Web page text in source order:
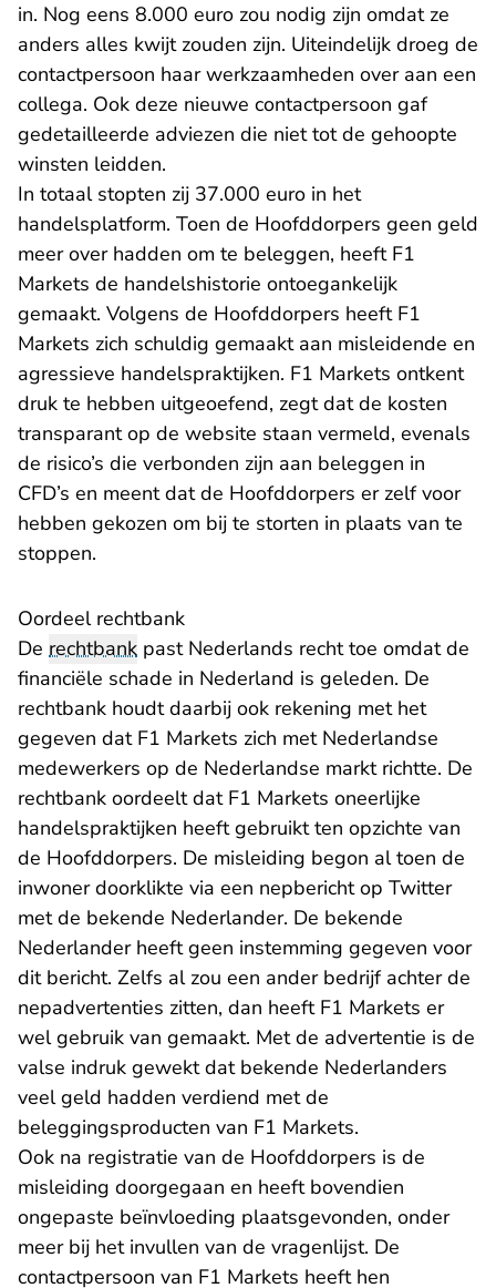
in. Nog eens 8.000 euro zou nodig zijn omdat ze
anders alles kwijt zouden zijn. Uiteindelijk droeg de
contactpersoon haar werkzaamheden over aan een
collega. Ook deze nieuwe contactpersoon gaf
gedetailleerde adviezen die niet tot de gehoopte
winsten leidden.
In totaal stopten zij 37.000 euro in het
handelsplatform. Toen de Hoofddorpers geen geld
meer over hadden om te beleggen, heeft F1
Markets de handelshistorie ontoegankelijk
gemaakt. Volgens de Hoofddorpers heeft F1
Markets zich schuldig gemaakt aan misleidende en
agressieve handelspraktijken. F1 Markets ontkent
druk te hebben uitgeoefend, zegt dat de kosten
transparant op de website staan vermeld, evenals
de risico’s die verbonden zijn aan beleggen in
CFD’s en meent dat de Hoofddorpers er zelf voor
hebben gekozen om bij te storten in plaats van te
stoppen.
Oordeel rechtbank
De rechtbank past Nederlands recht toe omdat de
financiële schade in Nederland is geleden. De
rechtbank houdt daarbij ook rekening met het
gegeven dat F1 Markets zich met Nederlandse
medewerkers op de Nederlandse markt richtte. De
rechtbank oordeelt dat F1 Markets oneerlijke
handelspraktijken heeft gebruikt ten opzichte van
de Hoofddorpers. De misleiding begon al toen de
inwoner doorklikte via een nepbericht op Twitter
met de bekende Nederlander. De bekende
Nederlander heeft geen instemming gegeven voor
dit bericht. Zelfs al zou een ander bedrijf achter de
nepadvertenties zitten, dan heeft F1 Markets er
wel gebruik van gemaakt. Met de advertentie is de
valse indruk gewekt dat bekende Nederlanders
veel geld hadden verdiend met de
beleggingsproducten van F1 Markets.
Ook na registratie van de Hoofddorpers is de
misleiding doorgegaan en heeft bovendien
ongepaste beïnvloeding plaatsgevonden, onder
meer bij het invullen van de vragenlijst. De
contactpersoon van F1 Markets heeft hen